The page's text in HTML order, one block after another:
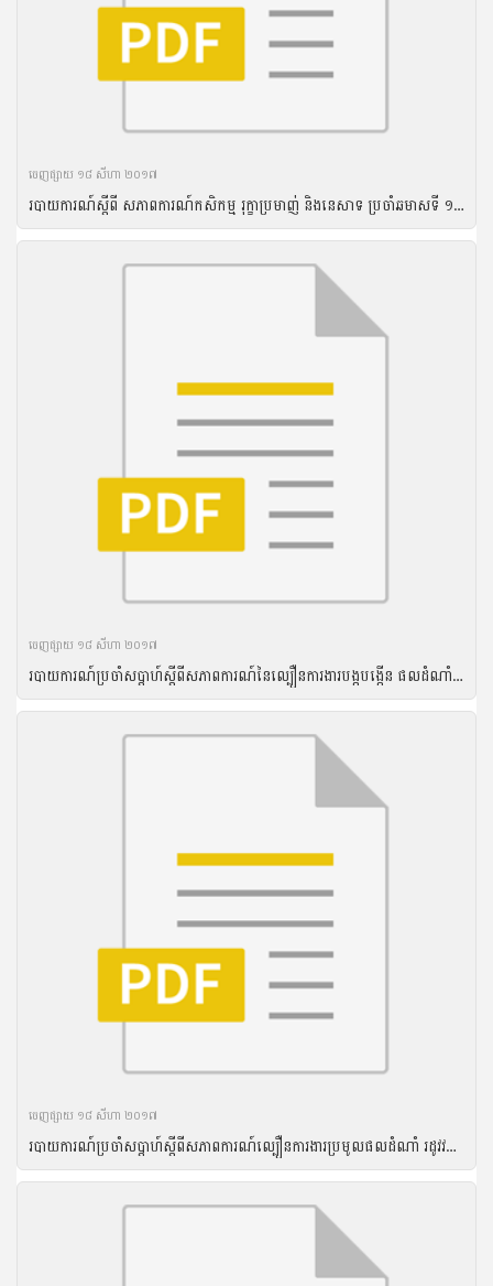
ចេញ​ផ្សាយ​ ១៨ សីហា ២០១៧
របាយការណ៍ស្តីពី សភាពការណ៍កសិកម្ម រុក្ខាប្រមាញ់ និងនេសាទ ប្រចាំឆមាសទី ១ ឆ្នាំ២០១៧ និងទិសដៅអនុវត្តបន្ត
ចេញ​ផ្សាយ​ ១៨ សីហា ២០១៧
របាយការណ៍ប្រចាំសប្តាហ៍ស្តីពីសភាពការណ៍នៃល្បឿនការងារបង្កបង្កើន ផលដំណាំរដូវវស្សាឆ្នាំ២០១៦ គិតត្រឹមថ្ងៃទី២១ ខែកញ្ញា ឆ្នាំ២០១៦
ចេញ​ផ្សាយ​ ១៨ សីហា ២០១៧
របាយការណ៍ប្រចាំសប្តាហ៍ស្តីពីសភាពការណ៍ល្បឿនការងារប្រមូលផលដំណាំ រដូវវស្សា ឆ្នាំ២០១៦ និងល្បឿនការងារបង្កបង្កើនផលដំណាំរដូវប្រាំងឆ្នាំ ២០១៦